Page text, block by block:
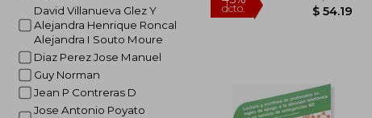
David Villanueva Glez Y
Alejandra Henrique Roncal
Alejandra I Souto Moure
Diaz Perez Jose Manuel
Guy Norman
Jean P Contreras D
Jose Antonio Poyato